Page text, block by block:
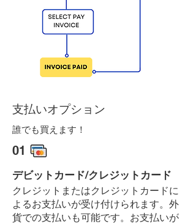
支払いオプション
誰でも買えます！
01
デビットカード/クレジットカード
クレジットまたはクレジットカードに
よるお支払いが受け付けられます。外
貨での支払いも可能です。お支払いが